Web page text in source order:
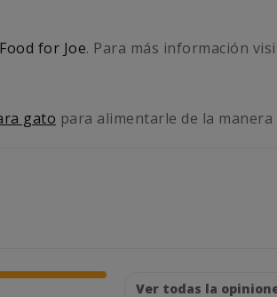
Food for Joe. Para más información
gato para alimentarle de la